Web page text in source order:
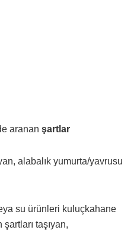
aranan şartlar
alabalık yumurta/yavrusu
su ürünleri kuluçkahane
taşıyan,